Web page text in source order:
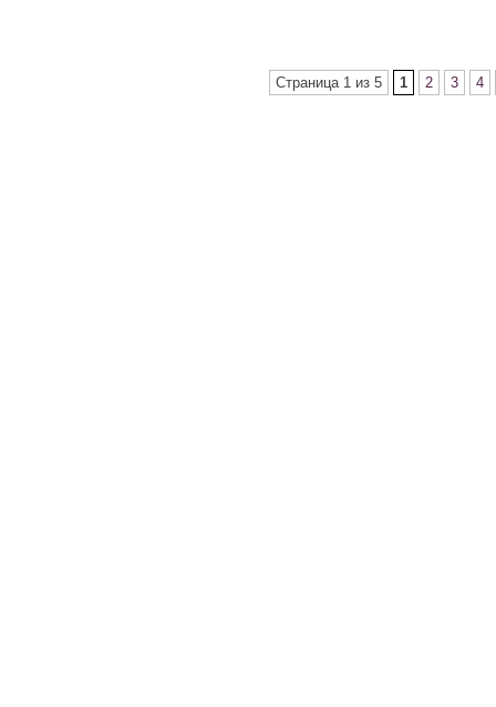
Страница 1 из 5 1 2 3 4